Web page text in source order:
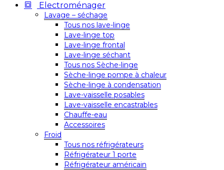
Electroménager
Lavage – séchage
Tous nos lave-linge
Lave-linge top
Lave-linge frontal
Lave-linge séchant
Tous nos Sèche-linge
Sèche-linge pompe à chaleur
Sèche-linge à condensation
Lave-vaisselle posables
Lave-vaisselle encastrables
Chauffe-eau
Accessoires
Froid
Tous nos réfrigérateurs
Réfrigérateur 1 porte
Réfrigérateur américain